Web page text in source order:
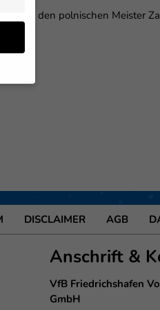
den polnischen Meister
AGB
DISCLAIMER
Anschrift &
VfB Friedrichshafen
GmbH